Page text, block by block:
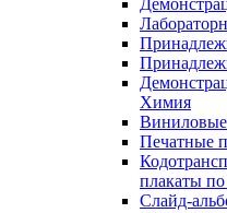
Химия
Печатные
плакаты
Слайд-